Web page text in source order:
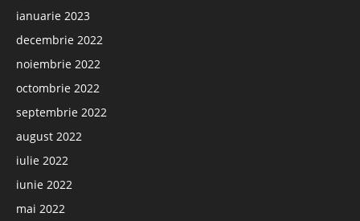
ianuarie 2023
decembrie 2022
noiembrie 2022
octombrie 2022
septembrie 2022
august 2022
iulie 2022
iunie 2022
mai 2022